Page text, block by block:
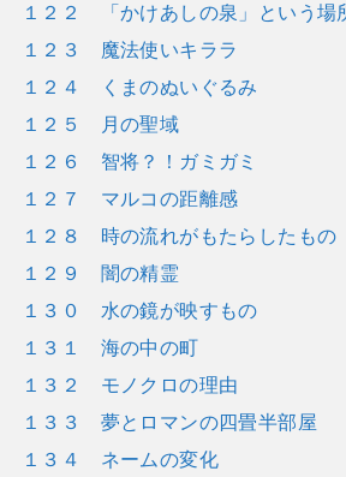
１２２ 「かけあしの泉」という場
１２３ 魔法使いキララ
１２４ くまのぬいぐるみ
１２５ 月の聖域
１２６ 智将？！ガミガミ
１２７ マルコの距離感
１２８ 時の流れがもたらしたもの
１２９ 闇の精霊
１３０ 水の鏡が映すもの
１３１ 海の中の町
１３２ モノクロの理由
１３３ 夢とロマンの四畳半部屋
１３４ ネームの変化